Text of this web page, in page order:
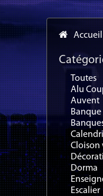
Accueil
Toutes
Alu
Auvent
Banque
Cloison
Dorma
Escalier